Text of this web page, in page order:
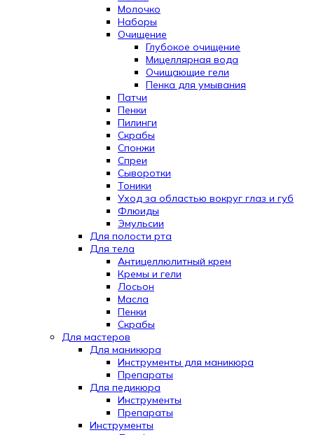
Молочко
Наборы
Очищение
Глубокое очищение
Мицеллярная вода
Очищающие гели
Пенка для умывания
Патчи
Пенки
Пилинги
Скрабы
Спонжи
Спреи
Сыворотки
Тоники
Уход за областью вокруг глаз и губ
Флюиды
Эмульсии
Для полости рта
Для тела
Антицеллюлитный крем
Кремы и гели
Лосьон
Масла
Пенки
Скрабы
Для мастеров
Для маникюра
Инструменты для маникюра
Препараты
Для педикюра
Инструменты
Препараты
Инструменты